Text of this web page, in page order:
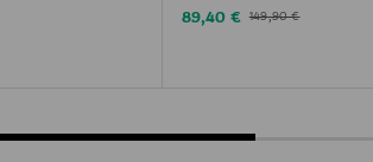
Discounted Price
89,40 € Original Price
149,90 €